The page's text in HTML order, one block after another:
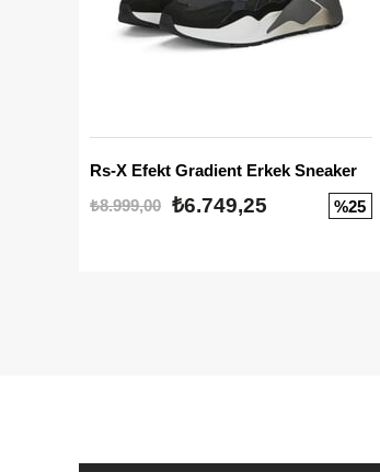
Rs-X Efekt Gradient Erkek Sneaker
₺8.999,00 ₺6.749,25 %25